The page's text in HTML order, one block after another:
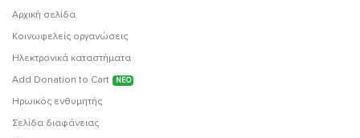
Αρχική σελίδα
Κοινωφελείς οργανώσεις
Ηλεκτρονικά καταστήματα
Add Donation to Cart
ΝΕΟ
Ηρωικός ενθυμητής
Σελίδα διαφάνειας